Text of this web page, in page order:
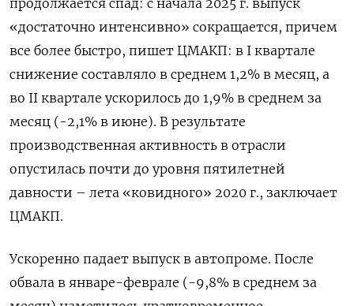
продолжается спад: с начала 2025 г. выпуск
«достаточно интенсивно» сокращается, причем
все более быстро, пишет ЦМАКП: в I квартале
снижение составляло в среднем 1,2% в месяц, а
во II квартале ускорилось до 1,9% в среднем за
месяц (-2,1% в июне). В результате
производственная активность в отрасли
опустилась почти до уровня пятилетней
давности – лета «ковидного» 2020 г., заключает
ЦМАКП.
Ускоренно падает выпуск в автопроме. После
обвала в январе-феврале (-9,8% в среднем за